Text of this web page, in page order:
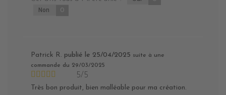
Non 0
Patrick R. publié le 25/04/2025 suite à une
commande du 29/03/2025
5/5
Très bon produit, bien malléable pour ma création.